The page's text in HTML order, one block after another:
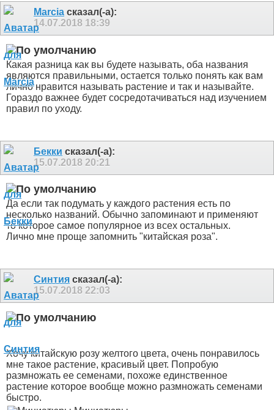
Marcia сказал(-а):
14.07.2018 18:39
Какая разница как вы будете называть, оба названия
являются правильными, остается только понять как вам
лично нравится называть растение и так и называйте.
Гораздо важнее будет сосредотачиваться над изучением
правил по уходу.
Бекки сказал(-а):
15.07.2018 20:21
Да если так подумать у каждого растения есть по
несколько названий. Обычно запоминают и применяют
то которое самое популярное из всех остальных.
Лично мне проще запомнить "китайская роза".
Синтия сказал(-а):
15.07.2018 22:03
Хочу китайскую розу желтого цвета, очень понравилось
мне такое растение, красивый цвет. Попробую
размножать ее семенами, похоже единственное
растение которое вообще можно размножать семенами
быстро.